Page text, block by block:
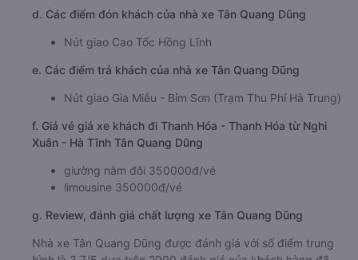
c. Lộ trình, giờ khởi hành và giờ kết thúc của xe khách Tân
Quang Dũng
Giờ xuất phát ở Nghi Xuân - Hà Tĩnh: 01:30, 11:30
Giờ đến nơi ở Thanh Hóa - Thanh Hóa: 5:18, 15:18
- Thanh Hóa của nhà xeTân Quang Dũng
3.8 giờ
d. Các điểm đón khách của nhà xe Tân Quang Dũng
Nút giao Cao Tốc Hồng Lĩnh